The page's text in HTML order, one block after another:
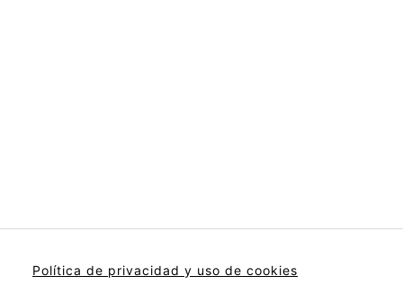
Política de privacidad y uso de cookies